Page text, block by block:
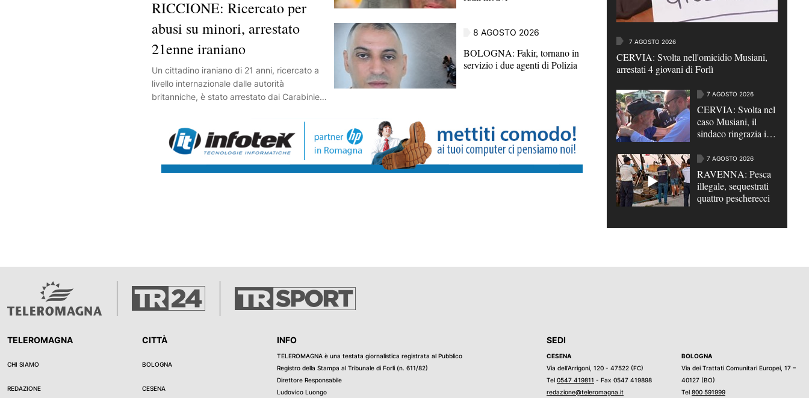
RICCIONE: Ricercato per
abusi su minori, arrestato
21enne iraniano
Un cittadino iraniano di 21 anni, ricercato a
livello internazionale dalle autorità
britanniche, è stato arrestato dai Carabinieri
destinatario di un provvedimento di arresto
provvisorio ai fini dell’estradizione, emesso
nel Regno Unito e diffuso tramite Interpol.
La sua presenza in Riviera era stata
segnalata dallo S.C.I.P., il Servizio per la
provvisorio dopo una richiesta di protezione
internazionale. Gli accertamenti, attraverso il
fotosegnalamento e il confronto delle
immagini, hanno però permesso di stabilire
scattato l’arresto ai fini estradizionali.
giovane è accusato di 16 reati commessi tra
il 2022 e il 2025, tra cui violenze sessuali
anche su minori, produzione di materiale
8 AGOSTO 2026
BOLOGNA: Fakir, tornano in
servizio i due agenti di Polizia
7 AGOSTO 2026
CERVIA: Svolta nell'omicidio Musiani,
arrestati 4 giovani di Forlì
7 AGOSTO 2026
CERVIA: Svolta nel
caso Musiani, il
sindaco ringrazia i
7 AGOSTO 2026
RAVENNA: Pesca
illegale, sequestrati
quattro pescherecci
TELEROMAGNA
CHI SIAMO
REDAZIONE
CITTÀ
BOLOGNA
CESENA
INFO
TELEROMAGNA è una testata giornalistica registrata al Pubblico
Registro della Stampa al Tribunale di Forli (n. 611/82)
Direttore Responsabile
Ludovico Luongo
SEDI
CESENA
Via dell’Arrigoni, 120 - 47522 (FC)
Tel 0547 419811 - Fax 0547 419898
redazione@teleromagna.it
BOLOGNA
Via dei Trattati Comunitari Europei, 17 –
40127 (BO)
Tel 800 591999